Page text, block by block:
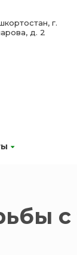
г.
д. 2
с